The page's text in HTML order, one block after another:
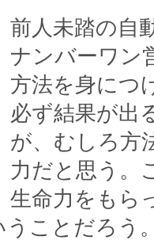
前人未踏の自
ナンバーワン
方法を身につ
必ず結果が出
が、むしろ方
力だと思う。
生命力をもら
うことだろう